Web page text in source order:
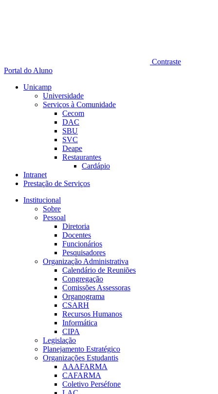
Contraste
Portal do Aluno
Unicamp
Universidade
Serviços à Comunidade
Cecom
DAC
SBU
SVC
Deape
Restaurantes
Cardápio
Intranet
Prestação de Serviços
Institucional
Sobre
Pessoal
Diretoria
Docentes
Funcionários
Pesquisadores
Organização Administrativa
Calendário de Reuniões
Congregação
Comissões Assessoras
Organograma
CSARH
Recursos Humanos
Informática
CIPA
Legislação
Planejamento Estratégico
Organizações Estudantis
AAAFARMA
CAFARMA
Coletivo Perséfone